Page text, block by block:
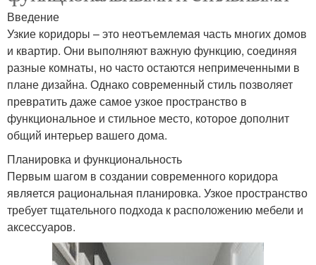
Введение
Узкие коридоры – это неотъемлемая часть многих домов
и квартир. Они выполняют важную функцию, соединяя
разные комнаты, но часто остаются непримеченными в
плане дизайна. Однако современный стиль позволяет
превратить даже самое узкое пространство в
функциональное и стильное место, которое дополнит
общий интерьер вашего дома.
Планировка и функциональность
Первым шагом в создании современного коридора
является рациональная планировка. Узкое пространство
требует тщательного подхода к расположению мебели и
аксессуаров.